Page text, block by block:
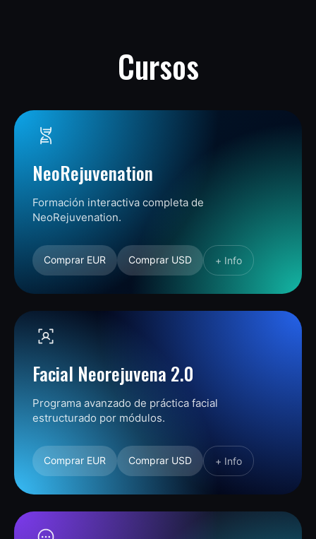
Cursos
NeoRejuvenation
Formación interactiva completa de
NeoRejuvenation.
Comprar EUR Comprar USD + Info
Facial Neorejuvena 2.0
Programa avanzado de práctica facial
estructurado por módulos.
Comprar EUR Comprar USD + Info